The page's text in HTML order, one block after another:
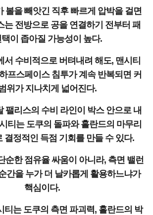
볼을 빼앗긴 직후 빠르게 압박을 걸면
는 전방으로 공을 연결하기 전부터 패
이 좁아질 가능성이 높다.
서 수비적으로 버텨내려 해도, 맨시티
프스페이스 침투가 계속 반복되면 커
위가 지나치게 넓어진다.
팰리스의 수비 라인이 박스 안으로 내
티는 도쿠의 돌파와 홀란드의 마무리
결정적인 득점 기회를 만들 수 있다.
순한 점유율 싸움이 아니라, 측면 밸런
간을 누가 더 날카롭게 활용하느냐가
핵심이다.
티는 도쿠의 측면 파괴력, 홀란드의 박